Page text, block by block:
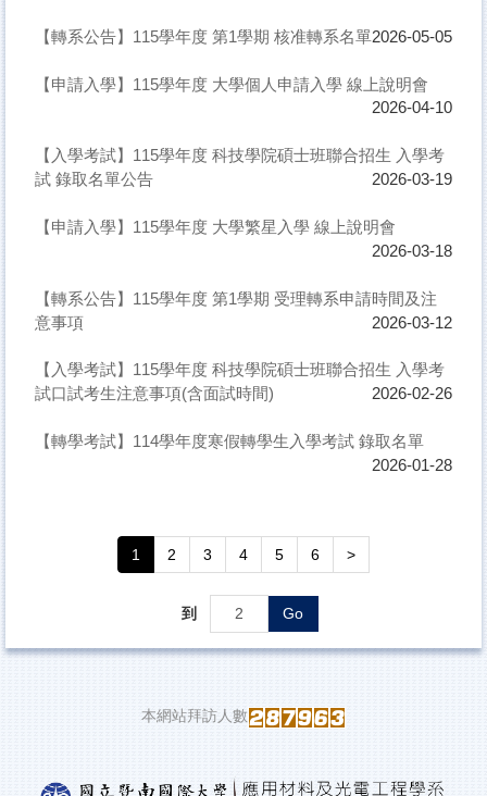
【轉系公告】115學年度 第1學期 核准轉系名單2026-05-05
【申請入學】115學年度 大學個人申請入學 線上說明會
2026-04-10
【入學考試】115學年度 科技學院碩士班聯合招生 入學考
試 錄取名單公告
2026-03-19
【申請入學】115學年度 大學繁星入學 線上說明會
2026-03-18
【轉系公告】115學年度 第1學期 受理轉系申請時間及注
意事項
2026-03-12
【入學考試】115學年度 科技學院碩士班聯合招生 入學考
試口試考生注意事項(含面試時間)
2026-02-26
【轉學考試】114學年度寒假轉學生入學考試 錄取名單
2026-01-28
1 2 3 4 5 6 >
到 Go
本網站拜訪人數